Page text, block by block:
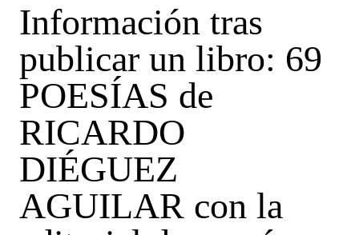
Información tras
publicar un libro: 69
POESÍAS de
RICARDO
DIÉGUEZ
AGUILAR con la